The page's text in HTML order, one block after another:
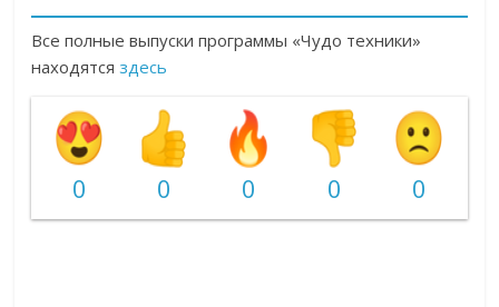
Все полные выпуски программы «Чудо техники»
находятсяздесь
0 0 0 0 0